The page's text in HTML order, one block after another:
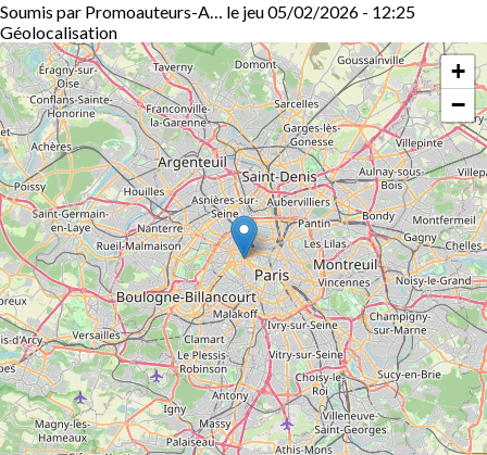
Soumis par Promoauteurs-A… le jeu 05/02/2026 - 12:25
Géolocalisation
+
−